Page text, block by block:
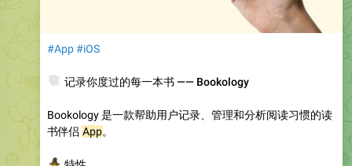
#App#iOS
记录你度过的每一本书 —— Bookology
Bookology 是一款帮助用户记录、管理和分析阅读习惯的读
书伴侣 App。